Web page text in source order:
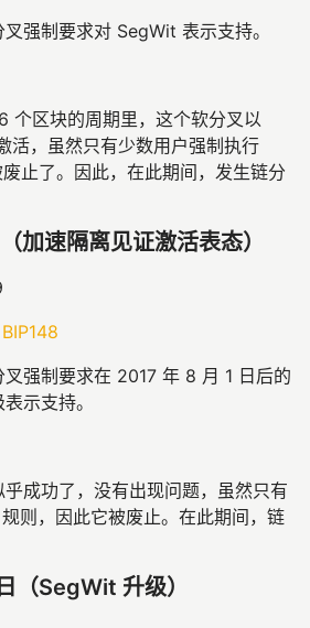
强制要求对 SegWit 表示支持。
个区块的周期里，这个软分叉以
活，虽然只有少数用户强制执行
止了。因此，在此期间，发生链分
加速隔离见证激活表态）
BIP148
叉强制要求在 2017 年 8 月 1 日后的
示支持。
乎成功了，没有出现问题，虽然只有
则，因此它被废止。在此期间，链
（SegWit 升级）